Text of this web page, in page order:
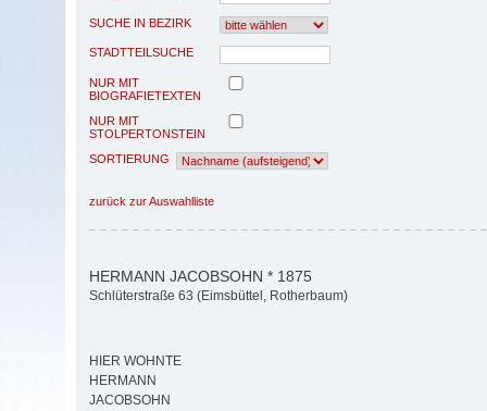
SUCHE IN BEZIRK
STADTTEILSUCHE
NUR MIT
BIOGRAFIETEXTEN
NUR MIT
STOLPERTONSTEIN
SORTIERUNG
zurück zur Auswahlliste
HERMANN JACOBSOHN * 1875
Schlüterstraße 63 (Eimsbüttel, Rotherbaum)
HIER WOHNTE
HERMANN
JACOBSOHN